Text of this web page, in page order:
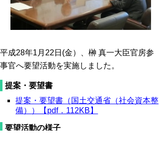
平成28年1月22日(金）、榊 真一大臣官房参
事官へ要望活動を実施しました。
提案・要望書
提案・要望書（国土交通省（社会資本整
備））【pdf．112KB】
要望活動の様子